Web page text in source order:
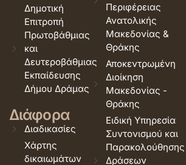
Δημοτική
Επιτροπή
Πρωτοβάθμιας
και
Δευτεροβάθμιας
Εκπαίδευσης
Δήμου Δράμας
Διάφορα
Διαδικασίες
Χάρτης
δικαιωμάτων
Περιφέρειας
Ανατολικής
Μακεδονίας &
Θράκης
Αποκεντρωμένη
Διοίκηση
Μακεδονίας -
Θράκης
Ειδική Υπηρεσία
Συντονισμού και
Παρακολούθησης
Δράσεων